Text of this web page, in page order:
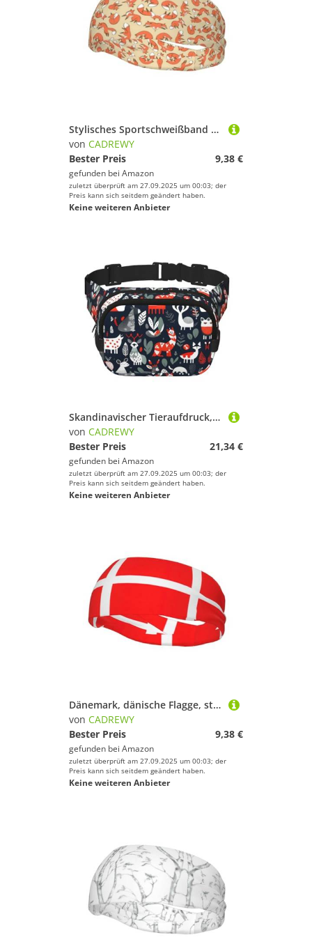
Spaß und Erfolg beim Sportausrüstung!
Sportuhren von CADREWY
Stylisches Sportschweißband mit vielen Füchsen, dehnbar, atmungsaktiv und feuchtigkeitsableitend, Stirnband für das Fitnessstudio
von CADREWY
Bester Preis
9,38 €
gefunden bei Amazon
zuletzt überprüft am 27.09.2025 um 00:03; der
Preis kann sich seitdem geändert haben.
Keine weiteren Anbieter
Skandinavischer Tieraufdruck, trendiges Rucksack, Crossbod, quadratisch, doppellagig, Reise- und Workout-Zubehör, Schwarz, Einheitsgröße
von CADREWY
Bester Preis
21,34 €
gefunden bei Amazon
zuletzt überprüft am 27.09.2025 um 00:03; der
Preis kann sich seitdem geändert haben.
Keine weiteren Anbieter
Dänemark, dänische Flagge, stilvolles Sportschweißband, dehnbar, atmungsaktiv und feuchtigkeitsableitend, Stirnband für Fitnessstudio
von CADREWY
Bester Preis
9,38 €
gefunden bei Amazon
zuletzt überprüft am 27.09.2025 um 00:03; der
Preis kann sich seitdem geändert haben.
Keine weiteren Anbieter